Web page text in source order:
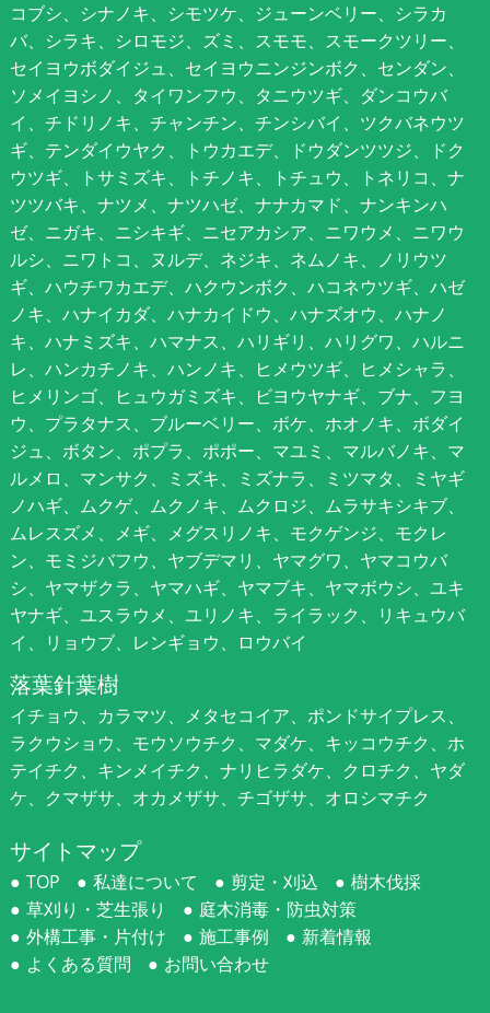
コブシ、シナノキ、シモツケ、ジューンベリー、シラカ
バ、シラキ、シロモジ、ズミ、スモモ、スモークツリー、
セイヨウボダイジュ、セイヨウニンジンボク、センダン、
ソメイヨシノ、タイワンフウ、タニウツギ、ダンコウバ
イ、チドリノキ、チャンチン、チンシバイ、ツクバネウツ
ギ、テンダイウヤク、トウカエデ、ドウダンツツジ、ドク
ウツギ、トサミズキ、トチノキ、トチュウ、トネリコ、ナ
ツツバキ、ナツメ、ナツハゼ、ナナカマド、ナンキンハ
ゼ、ニガキ、ニシキギ、ニセアカシア、ニワウメ、ニワウ
ルシ、ニワトコ、ヌルデ、ネジキ、ネムノキ、ノリウツ
ギ、ハウチワカエデ、ハクウンボク、ハコネウツギ、ハゼ
ノキ、ハナイカダ、ハナカイドウ、ハナズオウ、ハナノ
キ、ハナミズキ、ハマナス、ハリギリ、ハリグワ、ハルニ
レ、ハンカチノキ、ハンノキ、ヒメウツギ、ヒメシャラ、
ヒメリンゴ、ヒュウガミズキ、ビヨウヤナギ、ブナ、フヨ
ウ、プラタナス、ブルーベリー、ボケ、ホオノキ、ボダイ
ジュ、ボタン、ポプラ、ポポー、マユミ、マルバノキ、マ
ルメロ、マンサク、ミズキ、ミズナラ、ミツマタ、ミヤギ
ノハギ、ムクゲ、ムクノキ、ムクロジ、ムラサキシキブ、
ムレスズメ、メギ、メグスリノキ、モクゲンジ、モクレ
ン、モミジバフウ、ヤブデマリ、ヤマグワ、ヤマコウバ
シ、ヤマザクラ、ヤマハギ、ヤマブキ、ヤマボウシ、ユキ
ヤナギ、ユスラウメ、ユリノキ、ライラック、リキュウバ
イ、リョウブ、レンギョウ、ロウバイ
落葉針葉樹
イチョウ、カラマツ、メタセコイア、ポンドサイプレス、
ラクウショウ、モウソウチク、マダケ、キッコウチク、ホ
テイチク、キンメイチク、ナリヒラダケ、クロチク、ヤダ
ケ、クマザサ、オカメザサ、チゴザサ、オロシマチク
サイトマップ
TOP 私達について 剪定・刈込
樹木伐採
草刈り・芝生張り
庭木消毒・防虫対策
外構工事・片付け
施工事例
新着情報
よくある質問
お問い合わせ